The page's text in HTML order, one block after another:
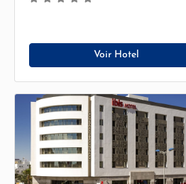
Voir Hotel